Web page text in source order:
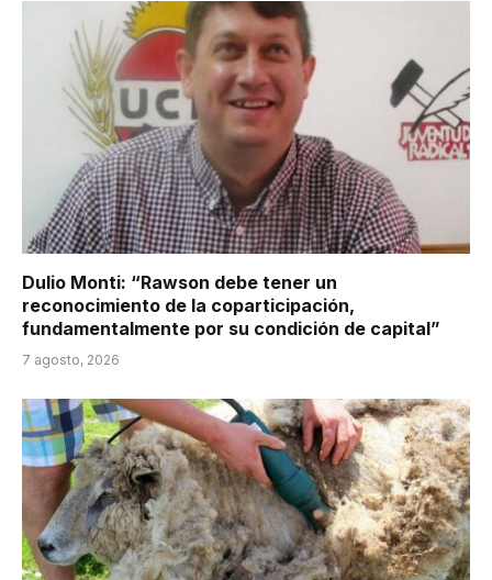
Dulio Monti: “Rawson debe tener un
reconocimiento de la coparticipación,
fundamentalmente por su condición de capital”
7 agosto, 2026